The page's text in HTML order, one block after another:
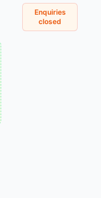
Enquiries
closed